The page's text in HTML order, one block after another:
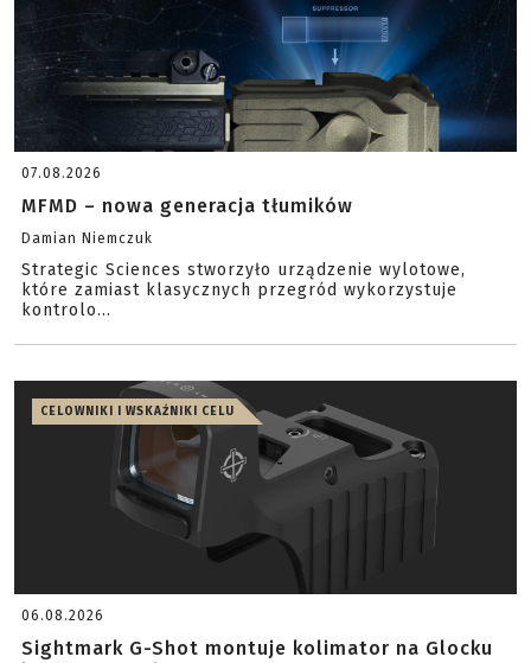
07.08.2026
MFMD – nowa generacja tłumików
Damian Niemczuk
Strategic Sciences stworzyło urządzenie wylotowe,
które zamiast klasycznych przegród wykorzystuje
kontrolo...
CELOWNIKI I WSKAŹNIKI CELU
06.08.2026
Sightmark G-Shot montuje kolimator na Glocku